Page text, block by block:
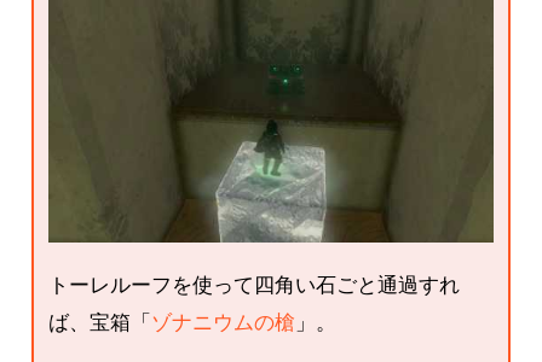
トーレルーフを使って四角い石ごと通過すれ
ば、宝箱「ゾナニウムの槍 」。